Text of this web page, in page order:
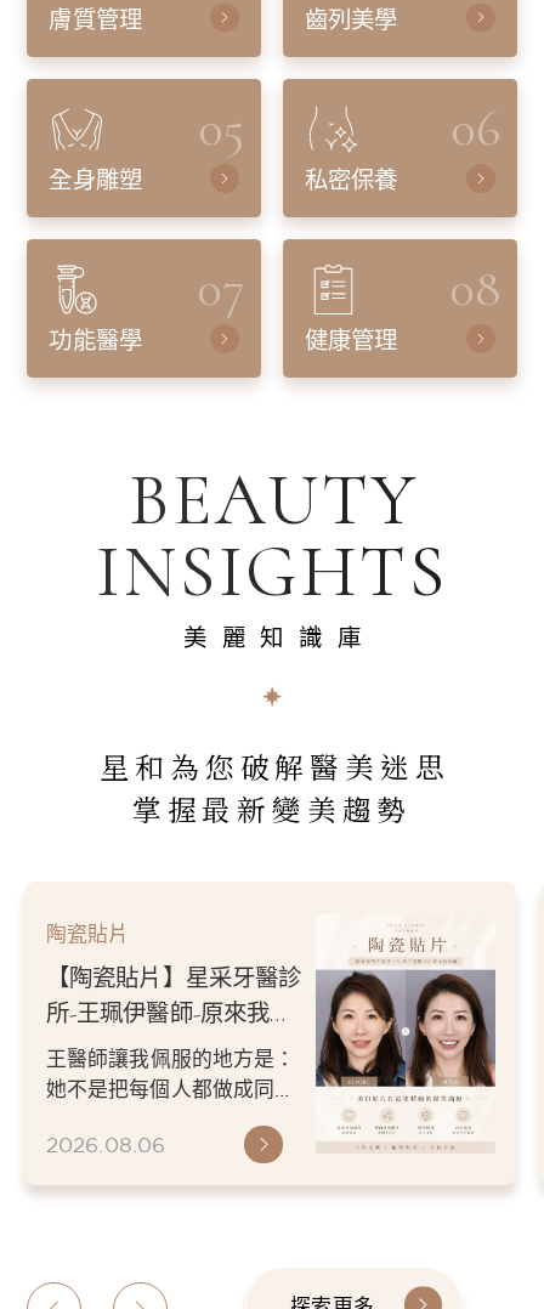
膚質管理 齒列美學
05
全身雕塑
06
私密保養
07
功能醫學
08
健康管理
BEAUTY
INSIGHTS
美麗知識庫
星和為您破解醫美迷思
掌握最新變美趨勢
陶瓷貼片
【陶瓷貼片】星采牙醫診
所-王珮伊醫師-原來我的
不愛笑，只是不喜歡自己
原本的牙齒
王醫師讓我佩服的地方是：
她不是把每個人都做成同一
更適合自己的樣子。 現...
2026.08.06